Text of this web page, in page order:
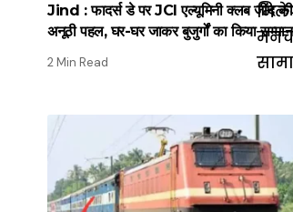
Jind : फादर्स डे पर JCI एल्यूमिनी क्लब जींद की
अनूठी पहल, घर-घर जाकर बुजुर्गों का किया सम्मान
2 Min Read